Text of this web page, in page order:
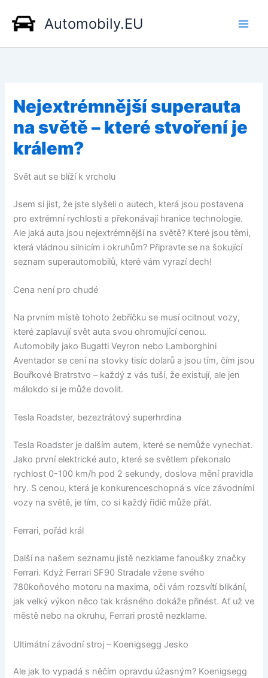
obsah
Automobily.EU
Nejextrémnější superauta
na světě – které stvoření je
králem?
Svět aut se blíží k vrcholu
Jsem si jist, že jste slyšeli o autech, která jsou postavena
pro extrémní rychlosti a překonávají hranice technologie.
Ale jaká auta jsou nejextrémnější na světě? Které jsou těmi,
která vládnou silnicím i okruhům? Připravte se na šokující
seznam superautomobilů, které vám vyrazí dech!
Cena není pro chudé
Na prvním místě tohoto žebříčku se musí ocitnout vozy,
které zaplavují svět auta svou ohromující cenou.
Automobily jako Bugatti Veyron nebo Lamborghini
Aventador se cení na stovky tisíc dolarů a jsou tím, čím jsou
Bouřkové Bratrstvo – každý z vás tuší, že existují, ale jen
málokdo si je může dovolit.
Tesla Roadster, bezeztrátový superhrdina
Tesla Roadster je dalším autem, které se nemůže vynechat.
Jako první elektrické auto, které se světlem překonalo
rychlost 0-100 km/h pod 2 sekundy, doslova mění pravidla
hry. S cenou, která je konkurenceschopná s více závodními
vozy na světě, je tím, co si každý řidič může přát.
Ferrari, pořád král
Další na našem seznamu jistě nezklame fanoušky značky
Ferrari. Když Ferrari SF90 Stradale vžene svého
780koňového motoru na maxima, oči vám rozsvítí blikání,
jak velký výkon něco tak krásného dokáže přinést. Ať už ve
městě nebo na okruhu, Ferrari prostě nezklame.
Ultimátní závodní stroj – Koenigsegg Jesko
Ale jak to vypadá s něčím opravdu úžasným? Koenigsegg